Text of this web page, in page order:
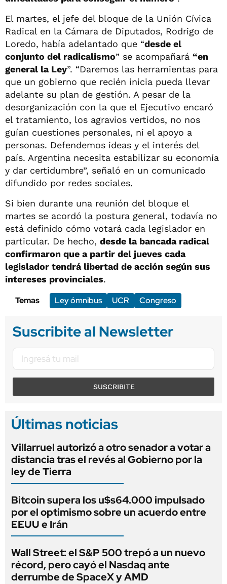
El martes, el jefe del bloque de la Unión Cívica
Radical en la Cámara de Diputados, Rodrigo de
Loredo, había adelantado que “desde el
conjunto del radicalismo” se acompañará “en
general la Ley”. “Daremos las herramientas para
que un gobierno que recién inicia pueda llevar
adelante su plan de gestión. A pesar de la
desorganización con la que el Ejecutivo encaró
el tratamiento, los agravios vertidos, no nos
guían cuestiones personales, ni el apoyo a
personas. Defendemos ideas y el interés del
país. Argentina necesita estabilizar su economía
y dar certidumbre”, señaló en un comunicado
difundido por redes sociales.
Si bien durante una reunión del bloque el
martes se acordó la postura general, todavía no
está definido cómo votará cada legislador en
particular. De hecho, desde la bancada radical
confirmaron que a partir del jueves cada
legislador tendrá libertad de acción según sus
intereses provinciales.
Temas
Ley ómnibus UCR Congreso
Suscribite al Newsletter
SUSCRIBITE
Últimas noticias
Villarruel autorizó a otro senador a votar a
distancia tras el revés al Gobierno por la
ley de Tierra
Bitcoin supera los u$s64.000 impulsado
por el optimismo sobre un acuerdo entre
EEUU e Irán
Wall Street: el S&P 500 trepó a un nuevo
récord, pero cayó el Nasdaq ante
derrumbe de SpaceX y AMD